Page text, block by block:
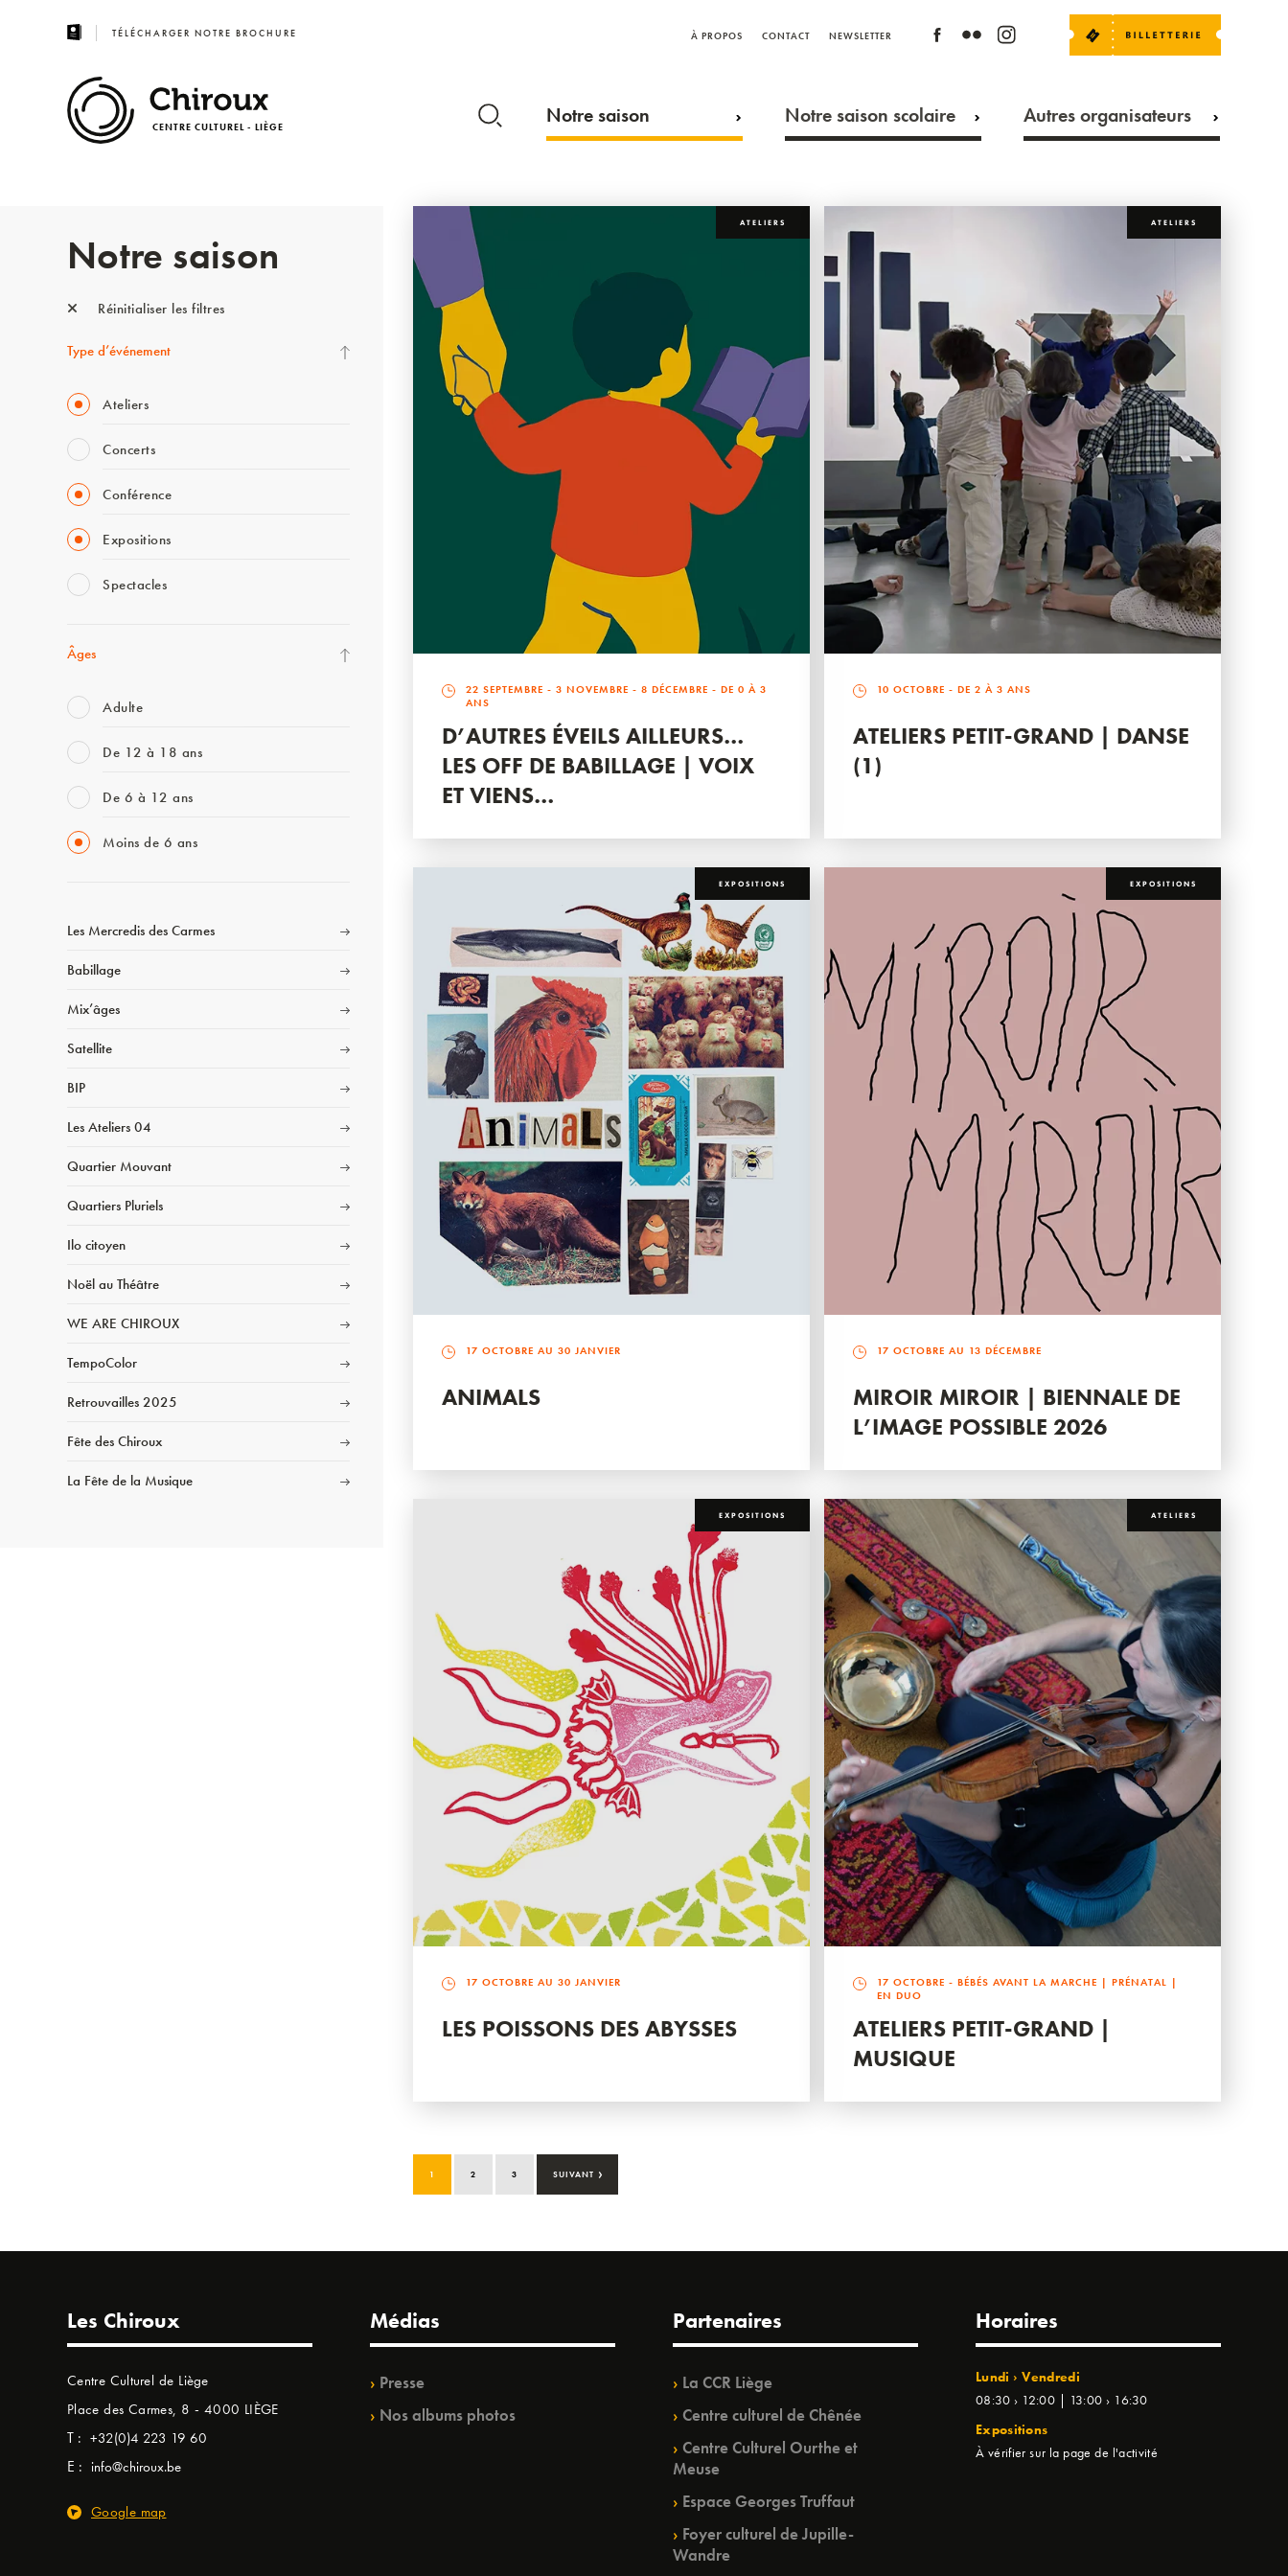
TÉLÉCHARGER NOTRE BROCHURE À PROPOS CONTACT NEWSLETTER
CENTRE CULTUREL - LIÈGE Notre saison Notre saison scolaire Autres organisateurs
Notre saison
Réinitialiser les filtres
Type d’événement
Ateliers
Concerts
Conférence
Expositions
Spectacles
Âges
Adulte
De 12 à 18 ans
De 6 à 12 ans
Moins de 6 ans
Les Mercredis des Carmes
Babillage
Mix’âges
Satellite
BIP
Les Ateliers 04
Quartier Mouvant
Quartiers Pluriels
Ilo citoyen
Noël au Théâtre
WE ARE CHIROUX
TempoColor
Retrouvailles 2025
Fête des Chiroux
La Fête de la Musique
ATELIERS
22 SEPTEMBRE -3 NOVEMBRE -8 DÉCEMBRE - DE 0 À 3
ANS
D’AUTRES ÉVEILS AILLEURS…
LES OFF DE BABILLAGE | VOIX
ET VIENS…
ATELIERS
10 OCTOBRE - DE 2 À 3 ANS
ATELIERS PETIT-GRAND | DANSE
(1)
EXPOSITIONS
17 OCTOBRE AU 30 JANVIER
ANIMALS
EXPOSITIONS
17 OCTOBRE AU 13 DÉCEMBRE
MIROIR MIROIR | BIENNALE DE
L’IMAGE POSSIBLE 2026
EXPOSITIONS
17 OCTOBRE AU 30 JANVIER
LES POISSONS DES ABYSSES
ATELIERS
17 OCTOBRE - BÉBÉS AVANT LA MARCHE | PRÉNATAL |
EN DUO
ATELIERS PETIT-GRAND |
MUSIQUE
1 2 3 SUIVANT ›
Les Chiroux
Centre Culturel de Liège
Place des Carmes, 8 - 4000 LIÈGE
T : +32(0)4 223 19 60
E : info@chiroux.be
Google map
Médias
Presse
Nos albums photos
Partenaires
La CCR Liège
Centre culturel de Chênée
Centre Culturel Ourthe et
Meuse
Espace Georges Truffaut
Foyer culturel de Jupille-
Wandre
Horaires
Lundi › Vendredi
08:30 › 12:00 | 13:00 › 16:30
Expositions
À vérifier sur la page de l'activité